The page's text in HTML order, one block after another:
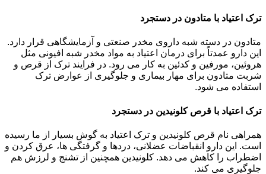
ترک اعتیاد با متادون در دستجرد
متادون در دسته شبه داروی مخدر صنعتی و آزمایشگاهی قرار دارد.
این دارو عمدتاً برای درمان اعتیاد به مواد مخدر شبه افیونی مثل
هروئین، مورفین و کدئین به کار می رود. در فرایند ترک از قرص و
شربت متادون برای مهار بیماری و جلوگیری از عوارض ترک
استفاده می شود.
ترک اعتیاد با قرص کلونیدین در دستجرد
همراهی نام قرص کلونیدین و ترک اعتیاد به گوش بسیار از ما رسیده
است. این دارو انقباضات عضلانی، دردها و گرفتگی ها، عرق کردن و
اضطراب را کاهش می دهد. کلونیدین همچنین از تشنج و لرزش هم
جلوگیری می کند.